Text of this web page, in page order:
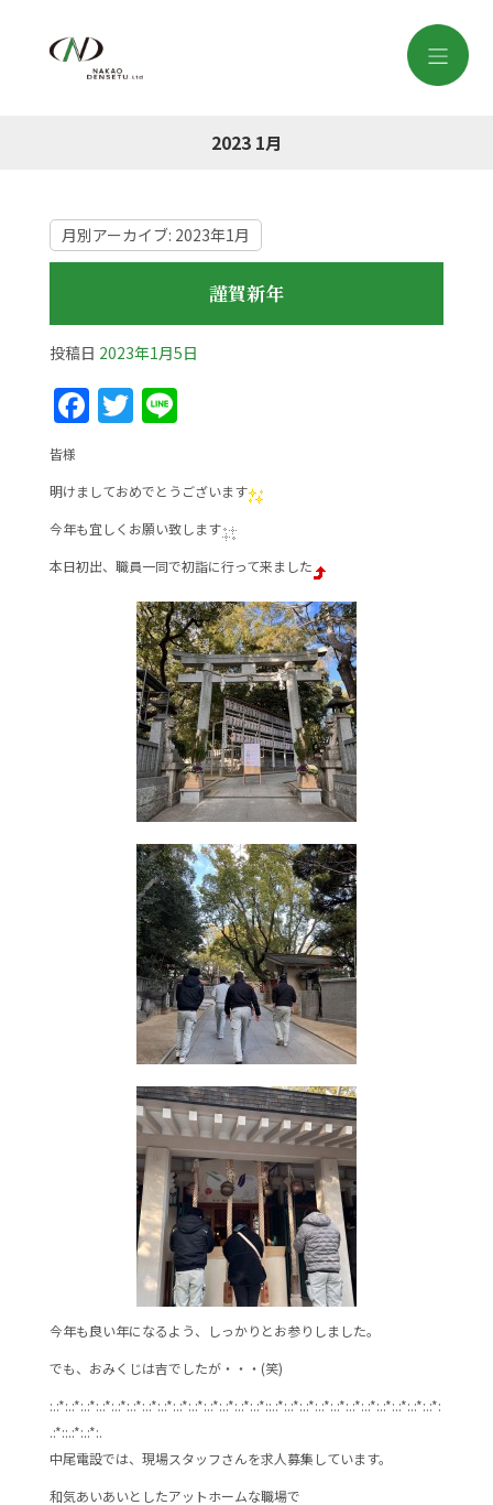
2023 1月
月別アーカイブ: 2023年1月
謹賀新年
投稿日 2023年1月5日
F
c
e
b
o
T
itt
er
Li
e
皆様
明けましておめでとうございます
今年も宜しくお願い致します
本日初出、職員一同で初詣に行って来ました
今年も良い年になるよう、しっかりとお参りしました。
でも、おみくじは吉でしたが・・・(笑)
:.:*:.:*:.:*:.:*:.:*:.:*:.:*:.:*:.:*:.:*:.:*:.:*:.:*:.:*::.:*:.:*:.:*:.:*:.:*:.:*:.:*:.:*:.:*:.:*:.:*:
.:*::.:*:.:*:.
中尾電設では、現場スタッフさんを求人募集しています。
和気あいあいとしたアットホームな職場で